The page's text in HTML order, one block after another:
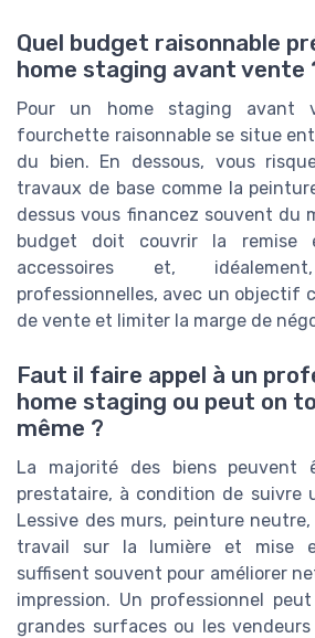
Quel budget raisonnable
home staging avant vente
Pour un home staging avant
fourchette raisonnable se situe
du bien. En dessous, vous
travaux de base comme la
dessus vous financez souvent du
budget doit couvrir la remise
accessoires et,
professionnelles, avec un objectif
de vente et limiter la marge de
Faut il faire appel à un
home staging ou peut on
même ?
La majorité des biens peuvent
prestataire, à condition de suivre
Lessive des murs, peinture
travail sur la lumière et mise
suffisent souvent pour améliorer
impression. Un professionnel
grandes surfaces ou les